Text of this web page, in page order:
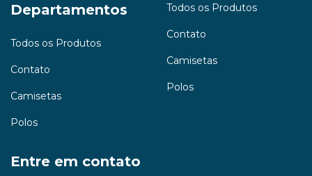
Departamentos
Todos os Produtos
Contato
Camisetas
Polos
Todos os Produtos
Contato
Camisetas
Polos
Entre em contato